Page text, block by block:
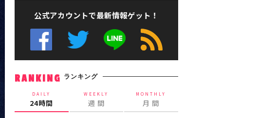
公式アカウントで最新情報ゲット！
RANKING ランキング
DAILY
24時間
WEEKLY
週 間
MONTHLY
月 間